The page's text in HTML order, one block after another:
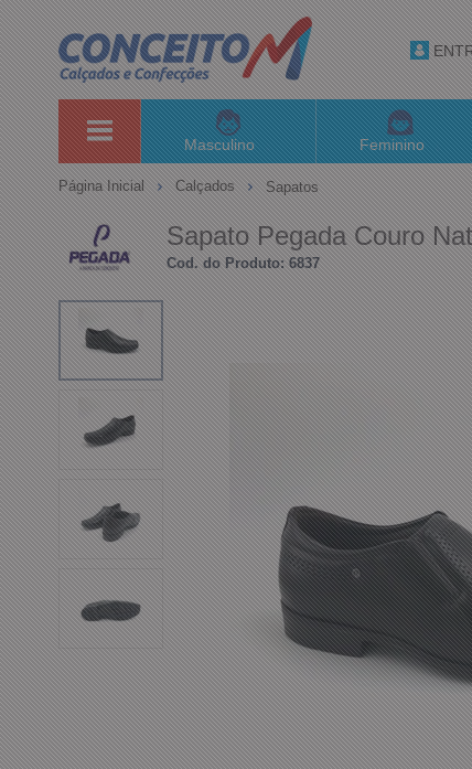
Masculino Feminino
Página Inicial Calçados Sapatos
Sapato Pegada Couro
Cod. do Produto: 6837